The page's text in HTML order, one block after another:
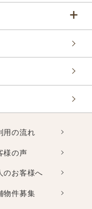
用の流れ
様の声
のお客様へ
物件募集